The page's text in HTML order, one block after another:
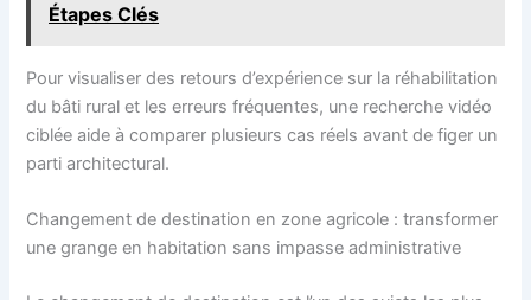
Étapes Clés
Pour visualiser des retours d’expérience sur la réhabilitation
du bâti rural et les erreurs fréquentes, une recherche vidéo
ciblée aide à comparer plusieurs cas réels avant de figer un
parti architectural.
Changement de destination en zone agricole : transformer
une grange en habitation sans impasse administrative